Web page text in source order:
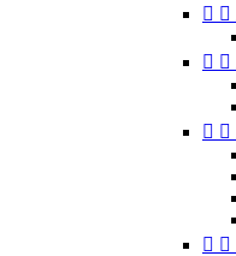
 
 
 
 